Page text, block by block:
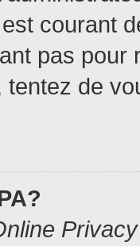
courant
pas pour
tentez de